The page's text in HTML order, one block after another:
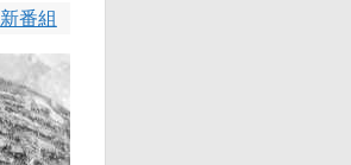
新番組